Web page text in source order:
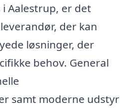
Aalestrup, er det
der kan
løsninger, der
behov. General
samt moderne udstyr